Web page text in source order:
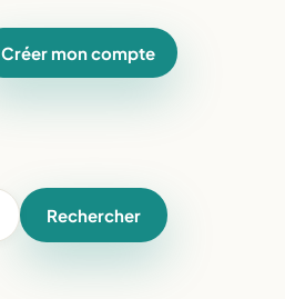
Créer mon compte
Rechercher